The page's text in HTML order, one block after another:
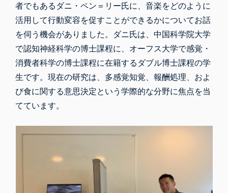
者でもあるダニ・ペン＝リー氏に、音楽をどのように
活用して行動変容を促すことができるかについてお話
を伺う機会がありました。ダニ氏は、中国科学院大学
で認知神経科学の博士課程に、オーフス大学で感覚・
消費者科学の博士課程に在籍するダブル博士課程の学
生です。現在の研究は、多感覚知覚、報酬処理、およ
び食に関する意思決定という学際的な分野に焦点を当
てています。